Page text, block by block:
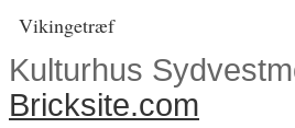
Vikingetræf
Kulturhus
Bricksite.com